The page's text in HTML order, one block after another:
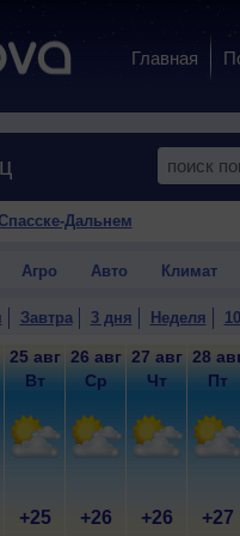
Главная
Дальнем
Агро Авто Климат
Завтра 3 дня Неделя
25 авг
Вт
+25
26 авг
Ср
+26
27 авг
Чт
+26
28
Пт
+27